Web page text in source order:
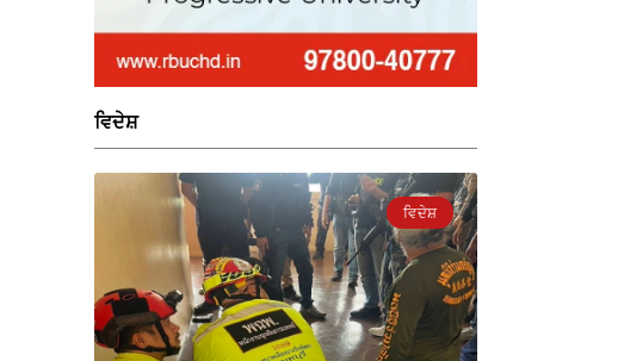
ਵਿਦੇਸ਼
ਵਿਦੇਸ਼